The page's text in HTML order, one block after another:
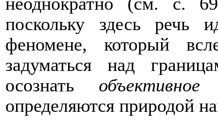
поскольку здесь речь
феномене, который
задуматься над
осознать объективное
определяются природой